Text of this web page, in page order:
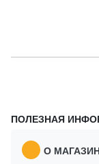
ПОЛЕЗНАЯ
О